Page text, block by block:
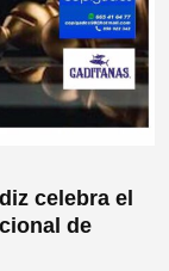
celebra el
de